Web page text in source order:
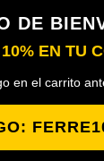
DE
EN TU
en el carrito